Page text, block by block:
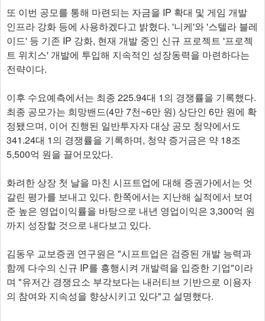
또 이번 공모를 통해 마련되는 자금을 IP 확대 및 게임 개발
인프라 강화 등에 사용하겠다고 밝혔다. '니케'와 '스텔라 블레
이드' 등 기존 IP 강화, 현재 개발 중인 신규 프로젝트 '프로젝
트 위치스' 개발에 투입해 지속적인 성장동력을 마련하다는
전략이다.
이후 수요예측에서는 최종 225.94대 1의 경쟁률을 기록했다.
최종 공모가는 희망밴드(4만 7천~6만 원) 상단인 6만 원에 확
정됐으며, 이어 진행된 일반투자자 대상 공모 청약에서도
341.24대 1의 경쟁률을 기록하며, 청약 증거금은 약 18조
5,500억 원을 끌어모았다.
화려한 상장 첫 날을 마친 시프트업에 대해 증권가에서는 엇
갈린 평가를 보내고 있다. 한쪽에서는 지난해 실적에서 보여
준 높은 영업이익률을 바탕으로 내년 영업이익은 3,300억 원
까지 성장할 것으로 내다보고 있다.
김동우 교보증권 연구원은 "시프트업은 검증된 개발 능력과
함께 다수의 신규 IP를 흥행시켜 개발력을 입증한 기업"이라
며 "유저간 경쟁요소 부각보다는 내러티브 기반으로 이용자
의 참여와 지속성을 향상시키고 있다"고 설명했다.